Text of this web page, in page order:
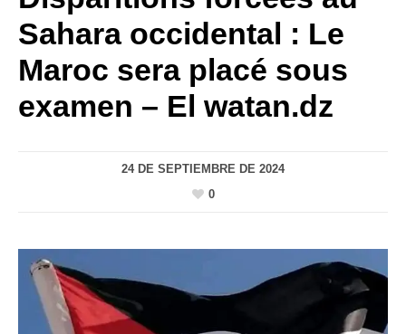
Sahara occidental : Le
Maroc sera placé sous
examen – El watan.dz
24 DE SEPTIEMBRE DE 2024
0